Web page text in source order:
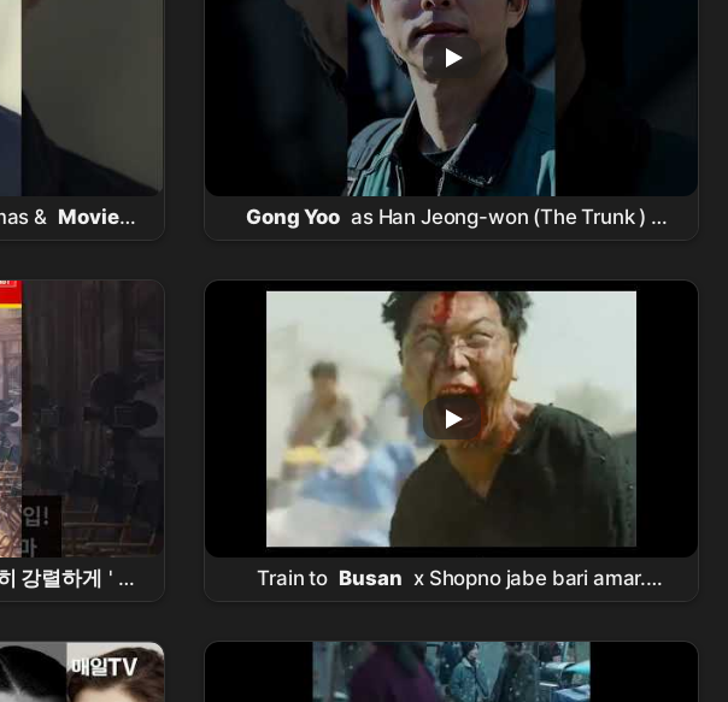
& Movies
gongyoo
Gong Yoo as Han Jeong-won (The Trunk ) #
공유 # gongyoo #thetrunk #kdrama
강렬하게
' 촬
Train to Busan x Shopno jabe bari amar.
Gong Yoo Funny Edit.